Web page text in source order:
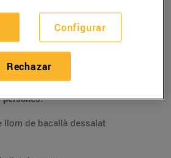
de bacallà
persones:
llom de bacallà dessalat
Configurar
Rechazar